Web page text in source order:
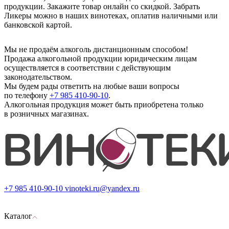
продукции. Закажите товар онлайн со скидкой. Забрать
Ликеры можно в наших винотеках, оплатив наличными или
банковской картой.
Мы не продаём алкоголь дистанционным способом!
Продажа алкогольной продукции юридическим лицам
осуществляется в соответствии с действующим
законодательством.
Мы будем рады ответить на любые ваши вопросы
по телефону +7 985 410-90-10.
Алкогольная продукция может быть приобретена только
в розничных магазинах.
+7 985 410-90-10 vinoteki.ru@yandex.ru
Каталог